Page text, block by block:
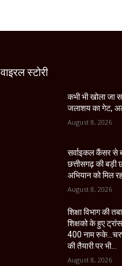
वाइरल स्टोरी
कभी भी खोला जा
जलाशय का गेट,
August 8, 2026
सर्वाइकल कैंसर से
छत्तीसगढ़ की बड़ी
अभियान को मिल
August 8, 2026
शिक्षा विभाग की
शिक्षको के हुए
400 नाम
की तैयारी पर भी...
August 8, 2026